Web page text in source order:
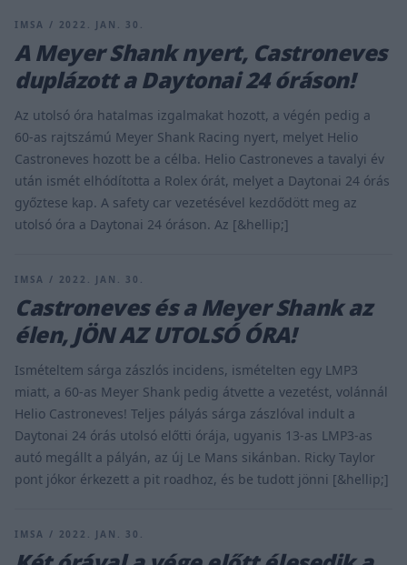
IMSA / 2022. JAN. 30.
A Meyer Shank nyert, Castroneves
duplázott a Daytonai 24 óráson!
Az utolsó óra hatalmas izgalmakat hozott, a végén pedig a
60-as rajtszámú Meyer Shank Racing nyert, melyet Helio
Castroneves hozott be a célba. Helio Castroneves a tavalyi év
után ismét elhódította a Rolex órát, melyet a Daytonai 24 órás
győztese kap. A safety car vezetésével kezdődött meg az
utolsó óra a Daytonai 24 óráson. Az [&hellip;]
IMSA / 2022. JAN. 30.
Castroneves és a Meyer Shank az
élen, JÖN AZ UTOLSÓ ÓRA!
Ismételtem sárga zászlós incidens, ismételten egy LMP3
miatt, a 60-as Meyer Shank pedig átvette a vezetést, volánnál
Helio Castroneves! Teljes pályás sárga zászlóval indult a
Daytonai 24 órás utolsó előtti órája, ugyanis 13-as LMP3-as
autó megállt a pályán, az új Le Mans sikánban. Ricky Taylor
pont jókor érkezett a pit roadhoz, és be tudott jönni [&hellip;]
IMSA / 2022. JAN. 30.